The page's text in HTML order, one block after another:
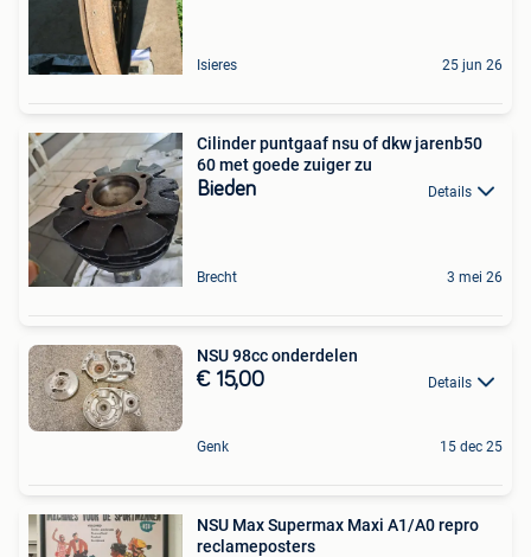
Isieres 25 jun 26
Cilinder puntgaaf nsu of dkw jarenb50
60 met goede zuiger zu
Bieden Details
Brecht 3 mei 26
NSU 98cc onderdelen
€ 15,00 Details
Genk 15 dec 25
NSU Max Supermax Maxi A1/A0 repro
reclameposters